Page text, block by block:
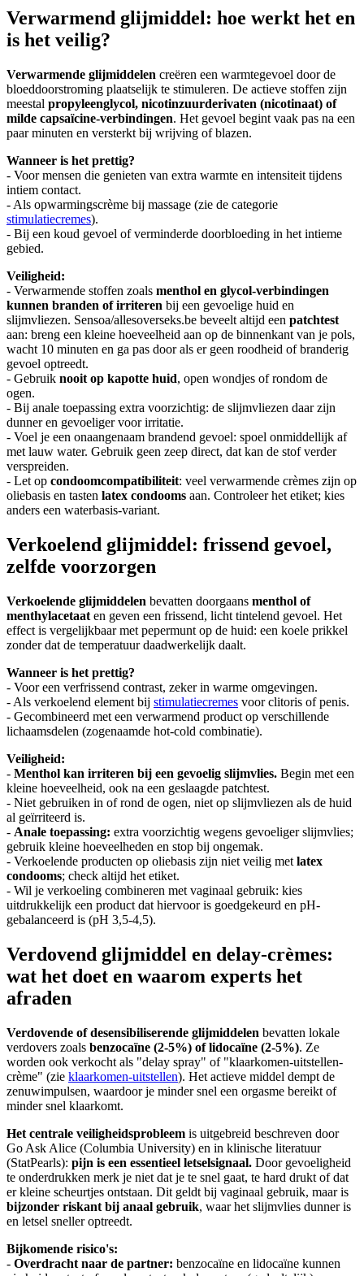
Verwarmend glijmiddel: hoe werkt het en
is het veilig?
Verwarmende glijmiddelen creëren een warmtegevoel door de
bloeddoorstroming plaatselijk te stimuleren. De actieve stoffen zijn
meestal propyleenglycol, nicotinzuurderivaten (nicotinaat) of
milde capsaïcine-verbindingen. Het gevoel begint vaak pas na een
paar minuten en versterkt bij wrijving of blazen.
Wanneer is het prettig?
- Voor mensen die genieten van extra warmte en intensiteit tijdens
intiem contact.
- Als opwarmingscrème bij massage (zie de categorie
stimulatiecremes).
- Bij een koud gevoel of verminderde doorbloeding in het intieme
gebied.
Veiligheid:
- Verwarmende stoffen zoals menthol en glycol-verbindingen
kunnen branden of irriteren bij een gevoelige huid en
slijmvliezen. Sensoa/allesoverseks.be beveelt altijd een patchtest
aan: breng een kleine hoeveelheid aan op de binnenkant van je pols,
wacht 10 minuten en ga pas door als er geen roodheid of branderig
gevoel optreedt.
- Gebruik nooit op kapotte huid, open wondjes of rondom de
ogen.
- Bij anale toepassing extra voorzichtig: de slijmvliezen daar zijn
dunner en gevoeliger voor irritatie.
- Voel je een onaangenaam brandend gevoel: spoel onmiddellijk af
met lauw water. Gebruik geen zeep direct, dat kan de stof verder
verspreiden.
- Let op condoomcompatibiliteit: veel verwarmende crèmes zijn op
oliebasis en tasten latex condooms aan. Controleer het etiket; kies
anders een waterbasis-variant.
Verkoelend glijmiddel: frissend gevoel,
zelfde voorzorgen
Verkoelende glijmiddelen bevatten doorgaans menthol of
menthylacetaat en geven een frissend, licht tintelend gevoel. Het
effect is vergelijkbaar met pepermunt op de huid: een koele prikkel
zonder dat de temperatuur daadwerkelijk daalt.
Wanneer is het prettig?
- Voor een verfrissend contrast, zeker in warme omgevingen.
- Als verkoelend element bij stimulatiecremes voor clitoris of penis.
- Gecombineerd met een verwarmend product op verschillende
lichaamsdelen (zogenaamde hot-cold combinatie).
Veiligheid:
- Menthol kan irriteren bij een gevoelig slijmvlies. Begin met een
kleine hoeveelheid, ook na een geslaagde patchtest.
- Niet gebruiken in of rond de ogen, niet op slijmvliezen als de huid
al geïrriteerd is.
- Anale toepassing: extra voorzichtig wegens gevoeliger slijmvlies;
gebruik kleine hoeveelheden en stop bij ongemak.
- Verkoelende producten op oliebasis zijn niet veilig met latex
condooms; check altijd het etiket.
- Wil je verkoeling combineren met vaginaal gebruik: kies
uitdrukkelijk een product dat hiervoor is goedgekeurd en pH-
gebalanceerd is (pH 3,5-4,5).
Verdovend glijmiddel en delay-crèmes:
wat het doet en waarom experts het
afraden
Verdovende of desensibiliserende glijmiddelen bevatten lokale
verdovers zoals benzocaïne (2-5%) of lidocaïne (2-5%). Ze
worden ook verkocht als "delay spray" of "klaarkomen-uitstellen-
crème" (zie klaarkomen-uitstellen). Het actieve middel dempt de
zenuwimpulsen, waardoor je minder snel een orgasme bereikt of
minder snel klaarkomt.
Het centrale veiligheidsprobleem is uitgebreid beschreven door
Go Ask Alice (Columbia University) en in klinische literatuur
(StatPearls): pijn is een essentieel letselsignaal. Door gevoeligheid
te onderdrukken merk je niet dat je te snel gaat, te hard drukt of dat
er kleine scheurtjes ontstaan. Dit geldt bij vaginaal gebruik, maar is
bijzonder riskant bij anaal gebruik, waar het slijmvlies dunner is
en letsel sneller optreedt.
Bijkomende risico's:
- Overdracht naar de partner: benzocaïne en lidocaïne kunnen